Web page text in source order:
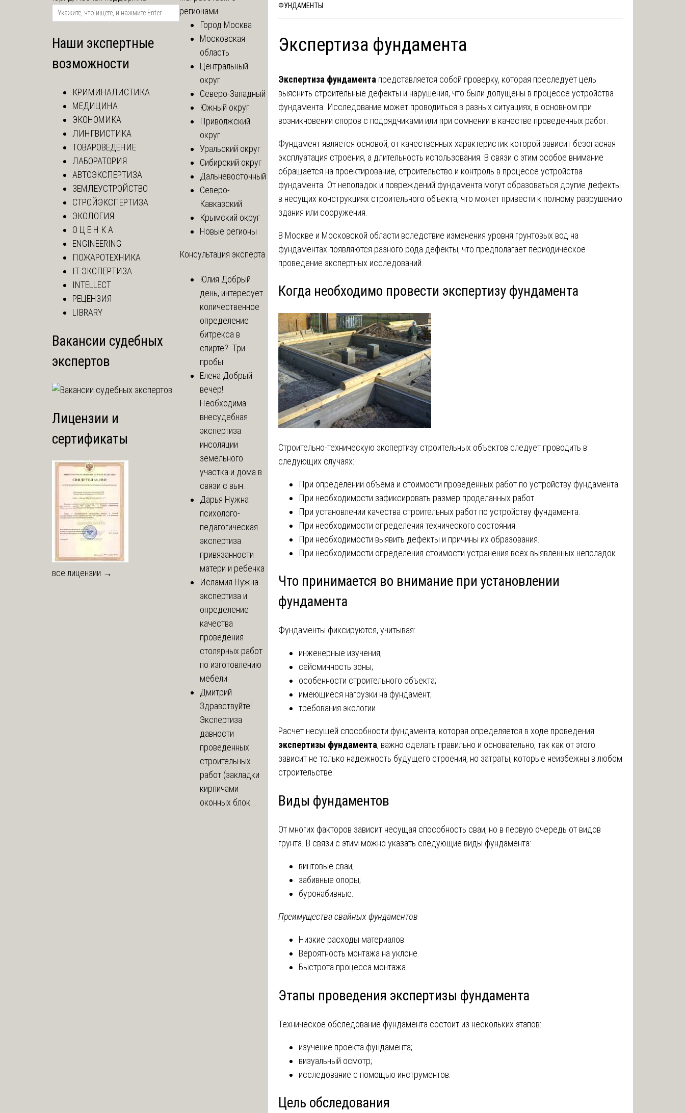
ФУНДАМЕНТЫ
Экспертиза фундамента
Экспертиза фундамента представляется собой проверку, которая преследует цель
выяснить строительные дефекты и нарушения, что были допущены в процессе устройства
фундамента. Исследование может проводиться в разных ситуациях, в основном при
возникновении споров с подрядчиками или при сомнении в качестве проведенных работ.
Фундамент является основой, от качественных характеристик которой зависит безопасная
эксплуатация строения, а длительность использования. В связи с этим особое внимание
обращается на проектирование, строительство и контроль в процессе устройства
фундамента. От неполадок и повреждений фундамента могут образоваться другие дефекты
в несущих конструкциях строительного объекта, что может привести к полному разрушению
здания или сооружения.
В Москве и Московской области вследствие изменения уровня грунтовых вод на
фундаментах появляются разного рода дефекты, что предполагает периодическое
проведение экспертных исследований.
Когда необходимо провести экспертизу фундамента
Строительно-техническую экспертизу строительных объектов следует проводить в
следующих случаях:
При определении объема и стоимости проведенных работ по устройству фундамента.
При необходимости зафиксировать размер проделанных работ.
При установлении качества строительных работ по устройству фундамента.
При необходимости определения технического состояния.
При необходимости выявить дефекты и причины их образования.
При необходимости определения стоимости устранения всех выявленных неполадок.
Что принимается во внимание при установлении
фундамента
Фундаменты фиксируются, учитывая:
инженерные изучения;
сейсмичность зоны;
особенности строительного объекта;
имеющиеся нагрузки на фундамент;
требования экологии.
Расчет несущей способности фундамента, которая определяется в ходе проведения
экспертизы фундамента, важно сделать правильно и основательно, так как от этого
зависит не только надежность будущего строения, но затраты, которые неизбежны в любом
строительстве.
Виды фундаментов
От многих факторов зависит несущая способность сваи, но в первую очередь от видов
грунта. В связи с этим можно указать следующие виды фундамента:
винтовые сваи;
забивные опоры;
буронабивные.
Преимущества свайных фундаментов
Низкие расходы материалов.
Вероятность монтажа на уклоне.
Быстрота процесса монтажа.
Этапы проведения экспертизы фундамента
Техническое обследование фундамента состоит из нескольких этапов:
изучение проекта фундамента;
визуальный осмотр;
исследование с помощью инструментов.
Цель обследования
Наши экспертные
возможности
КРИМИНАЛИСТИКА
МЕДИЦИНА
ЭКОНОМИКА
ЛИНГВИСТИКА
ТОВАРОВЕДЕНИЕ
ЛАБОРАТОРИЯ
АВТОЭКСПЕРТИЗА
ЗЕМЛЕУСТРОЙСТВО
СТРОЙЭКСПЕРТИЗА
ЭКОЛОГИЯ
О Ц Е Н К А
ENGINEERING
ПОЖАРОТЕХНИКА
IT ЭКСПЕРТИЗА
INTELLECT
РЕЦЕНЗИЯ
LIBRARY
Вакансии судебных
экспертов
Лицензии и
сертификаты
все лицензии →
регионами
Город Москва
Московская
область
Центральный
округ
Северо-Западный
Южный округ
Приволжский
округ
Уральский округ
Сибирский округ
Дальневосточный
Северо-
Кавказский
Крымский округ
Новые регионы
Консультация эксперта
Юлия Добрый
день, интересует
количественное
определение
битрекса в
спирте? Три
пробы
Елена Добрый
вечер!
Необходима
внесудебная
экспертиза
инсоляции
земельного
участка и дома в
связи с вын...
Дарья Нужна
психолого-
педагогическая
экспертиза
привязанности
матери и ребенка
Исламия Нужна
экспертиза и
определение
качества
проведения
столярных работ
по изготовлению
мебели
Дмитрий
Здравствуйте!
Экспертиза
давности
проведенных
строительных
работ (закладки
кирпичами
оконных блок...